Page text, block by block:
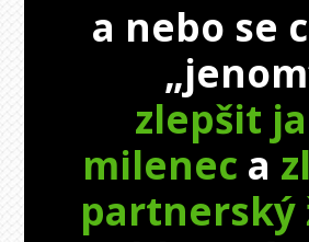
a nebo se
zlepšit
milenec a
partnerský